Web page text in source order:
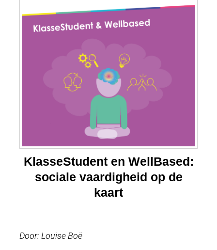
KlasseStudent en WellBased:
sociale vaardigheid op de
kaart
Door: Louise Boë